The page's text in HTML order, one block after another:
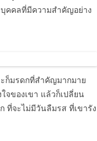
บุคคลที่มีความสำคัญอย่าง
ก็มรดกที่สำคัญมากมาย
จของเขา แล้วก็เปลี่ยน
ที่จะไม่มีวันลืมรส ที่เขารัง